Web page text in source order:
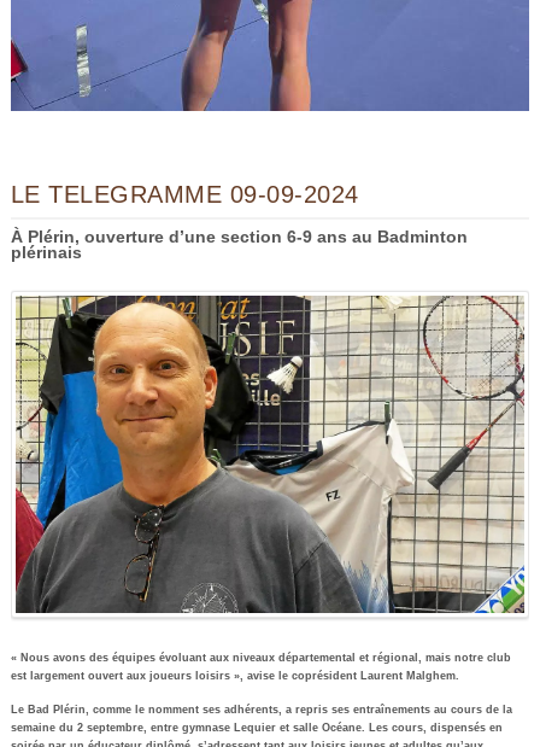
LE TELEGRAMME 09-09-2024
À Plérin, ouverture d’une section 6-9 ans au Badminton
plérinais
« Nous avons des équipes évoluant aux niveaux départemental et régional, mais notre club
est largement ouvert aux joueurs loisirs », avise le coprésident Laurent Malghem.
Le Bad Plérin, comme le nomment ses adhérents, a repris ses entraînements au cours de la
semaine du 2 septembre, entre gymnase Lequier et salle Océane. Les cours, dispensés en